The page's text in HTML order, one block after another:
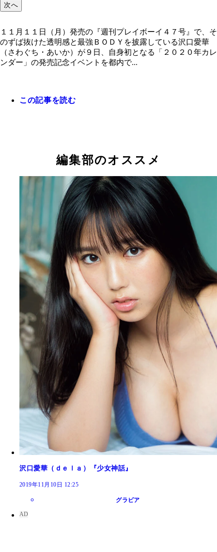
次へ
１１月１１日（月）発売の『週刊プレイボーイ４７号』で、そ
のずば抜けた透明感と最強ＢＯＤＹを披露している沢口愛華
（さわぐち・あいか）が９日、自身初となる「２０２０年カレ
ンダー」の発売記念イベントを都内で...
この記事を読む
編集部のオススメ
沢口愛華（ｄｅｌａ）『少女神話』
2019年11月10日 12:25
グラビア